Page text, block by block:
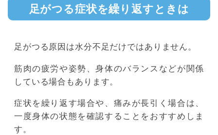
足がつる症状を繰り返すときは
足がつる原因は水分不足だけではありません。
筋肉の疲労や姿勢、身体のバランスなどが関係
している場合もあります。
症状を繰り返す場合や、痛みが長引く場合は、
一度身体の状態を確認することをおすすめしま
す。